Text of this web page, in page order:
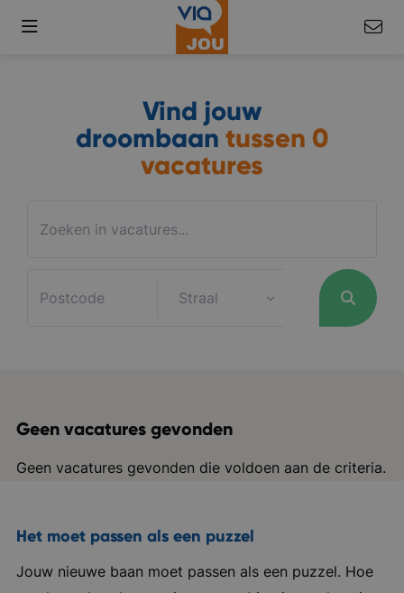
Vind jouw
droombaan tussen 0
vacatures
Geen vacatures gevonden
Geen vacatures gevonden die voldoen aan de criteria.
Het moet passen als een puzzel
Jouw nieuwe baan moet passen als een puzzel. Hoe